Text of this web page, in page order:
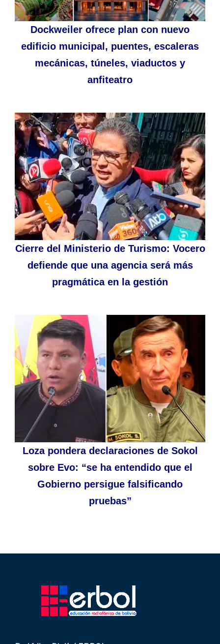
Dockweiler ofrece plan con nuevo
edificio municipal, puentes, escaleras
mecánicas, túneles, viaductos y
anfiteatro
Cierre del Ministerio de Turismo: Vocero
defiende que una agencia será más
pragmática en la gestión
Loza pondera declaraciones de Sokol
sobre Evo: “se ha entendido que el
Gobierno persigue falsificando
pruebas”